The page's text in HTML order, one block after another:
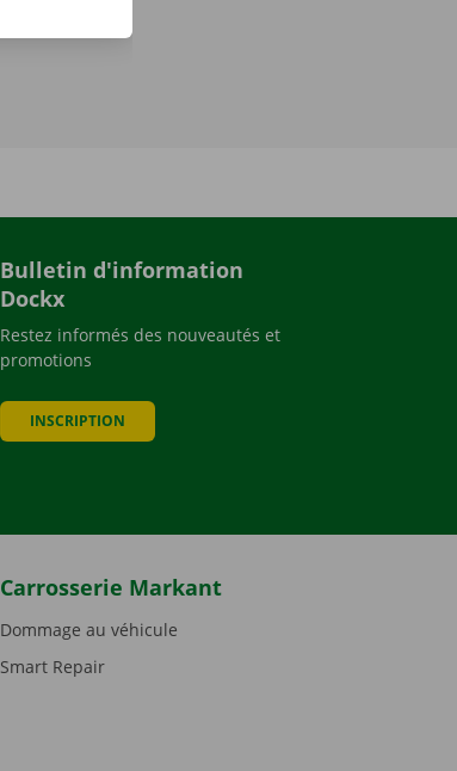
Bulletin d'information
Dockx
Restez informés des nouveautés et
promotions
INSCRIPTION
Carrosserie Markant
Dommage au véhicule
Smart Repair